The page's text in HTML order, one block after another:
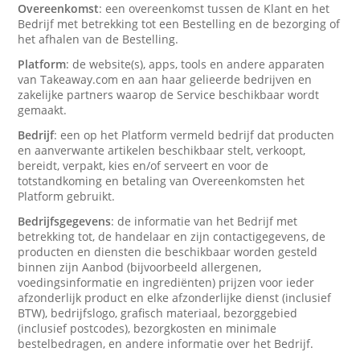
Overeenkomst: een overeenkomst tussen de Klant en het
Bedrijf met betrekking tot een Bestelling en de bezorging of
het afhalen van de Bestelling.
Platform: de website(s), apps, tools en andere apparaten
van Takeaway.com en aan haar gelieerde bedrijven en
zakelijke partners waarop de Service beschikbaar wordt
gemaakt.
Bedrijf: een op het Platform vermeld bedrijf dat producten
en aanverwante artikelen beschikbaar stelt, verkoopt,
bereidt, verpakt, kies en/of serveert en voor de
totstandkoming en betaling van Overeenkomsten het
Platform gebruikt.
Bedrijfsgegevens: de informatie van het Bedrijf met
betrekking tot, de handelaar en zijn contactigegevens, de
producten en diensten die beschikbaar worden gesteld
binnen zijn Aanbod (bijvoorbeeld allergenen,
voedingsinformatie en ingrediënten) prijzen voor ieder
afzonderlijk product en elke afzonderlijke dienst (inclusief
BTW), bedrijfslogo, grafisch materiaal, bezorggebied
(inclusief postcodes), bezorgkosten en minimale
bestelbedragen, en andere informatie over het Bedrijf.